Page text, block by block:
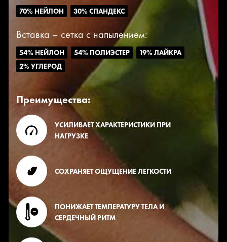
70% НЕЙЛОН 30% СПАНДЕКС
Вставка – сетка с напылением:
54% НЕЙЛОН 54% ПОЛИЭСТЕР
19% ЛАЙКРА
2% УГЛЕРОД
Преимущества:
УСИЛИВАЕТ ХАРАКТЕРИСТИКИ ПРИ
НАГРУЗКЕ
СОХРАНЯЕТ ОЩУЩЕНИЕ ЛЕГКОСТИ
ПОНИЖАЕТ ТЕМПЕРАТУРУ ТЕЛА И
СЕРДЕЧНЫЙ РИТМ